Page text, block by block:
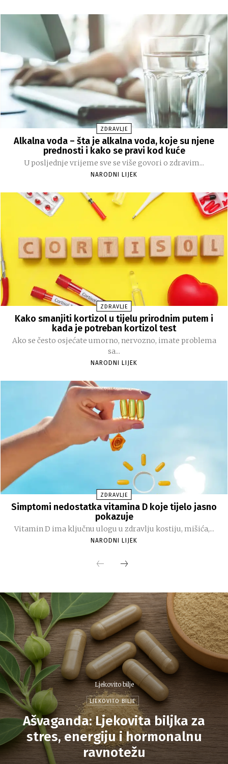
ZDRAVLJE
Alkalna voda – šta je alkalna voda, koje su njene
prednosti i kako se pravi kod kuće
U posljednje vrijeme sve se više govori o zdravim...
NARODNI LIJEK
ZDRAVLJE
Kako smanjiti kortizol u tijelu prirodnim putem i
kada je potreban kortizol test
Ako se često osjećate umorno, nervozno, imate problema
sa...
NARODNI LIJEK
ZDRAVLJE
Simptomi nedostatka vitamina D koje tijelo jasno
pokazuje
Vitamin D ima ključnu ulogu u zdravlju kostiju, mišića,...
NARODNI LIJEK